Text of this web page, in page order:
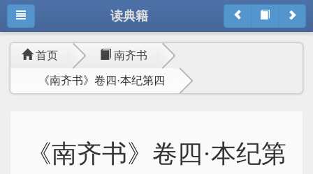
读典籍
首页 南齐书
《南齐书》卷四·本纪第四
《南齐书》卷四·本纪第